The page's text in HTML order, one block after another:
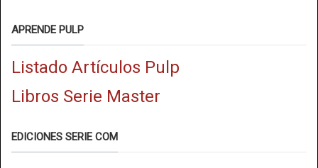
APRENDE PULP
Listado Artículos Pulp
Libros Serie Master
EDICIONES SERIE COM